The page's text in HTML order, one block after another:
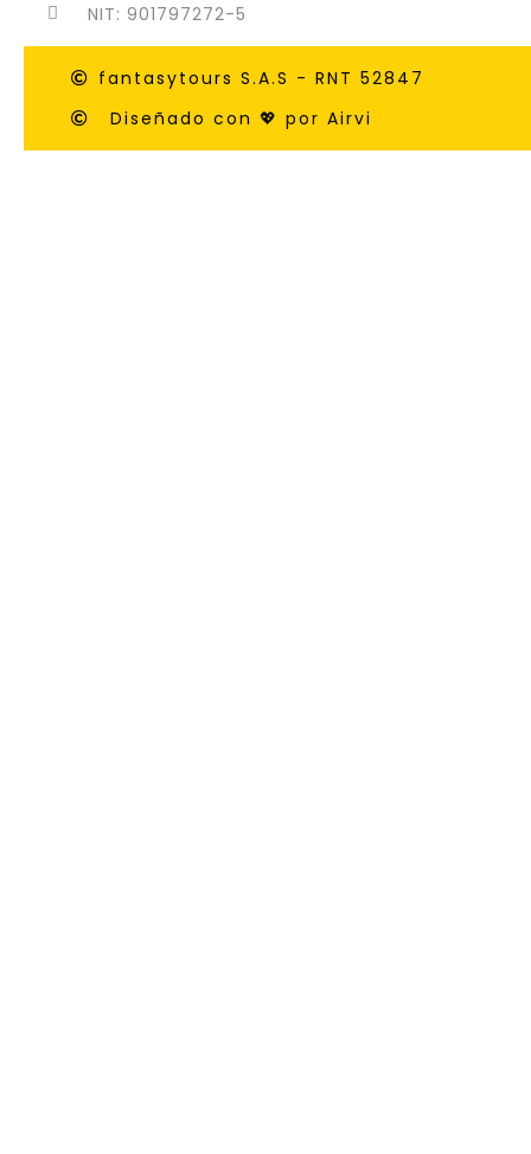
NIT: 901797272-5
fantasytours S.A.S - RNT 52847
Diseñado con 💖 por Airvi